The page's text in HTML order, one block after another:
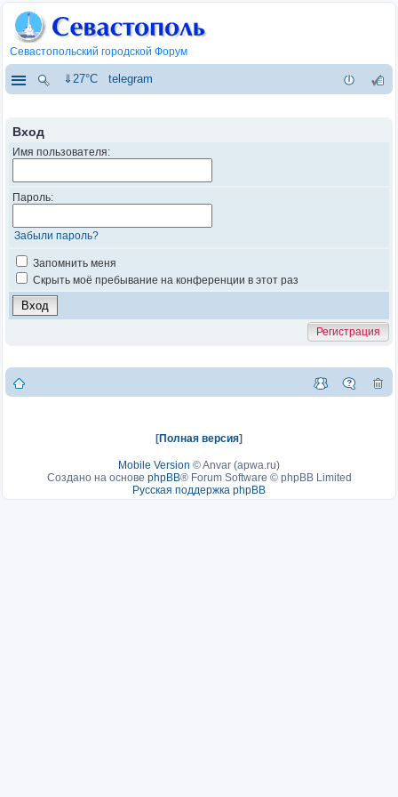
Севастопольский городской Форум
⇓27°C telegram
Вход
Имя пользователя:
Пароль:
Забыли пароль?
Запомнить меня
Скрыть моё пребывание на конференции в этот раз
Регистрация
[Полная версия]
Mobile Version ©Anvar (apwa.ru)
Создано на основе phpBB® Forum Software © phpBB Limited
Русская поддержка phpBB